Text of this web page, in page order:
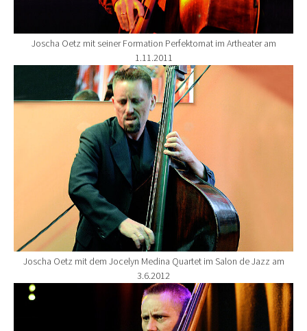
Joscha Oetz mit seiner Formation Perfektomat im Artheater am
1.11.2011
Show larger version for:
Joscha Oetz mit dem Jocelyn Medina Quartet im Salon de Jazz am
3.6.2012
Show larger version for: